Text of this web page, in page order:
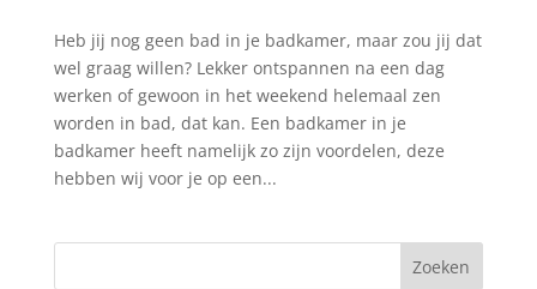
Heb jij nog geen bad in je badkamer, maar zou jij dat
wel graag willen? Lekker ontspannen na een dag
werken of gewoon in het weekend helemaal zen
worden in bad, dat kan. Een badkamer in je
badkamer heeft namelijk zo zijn voordelen, deze
hebben wij voor je op een...